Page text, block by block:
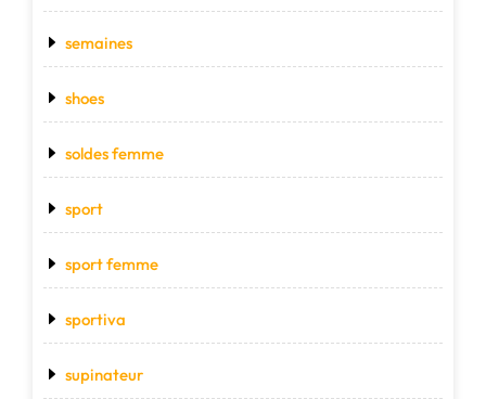
semaines
shoes
soldes femme
sport
sport femme
sportiva
supinateur